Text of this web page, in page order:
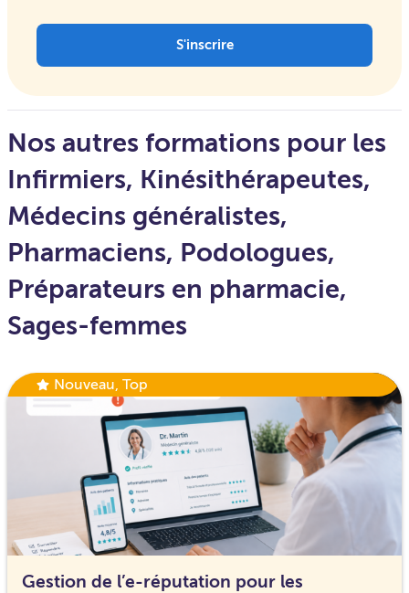
S'inscrire
Nos autres formations pour les
Infirmiers, Kinésithérapeutes,
Médecins généralistes,
Pharmaciens, Podologues,
Préparateurs en pharmacie,
Sages-femmes
Nouveau, Top
Gestion de l’e-réputation pour les